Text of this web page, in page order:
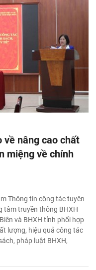
về nâng cao chất
miệng về chính
Thông tin công tác tuyên
tâm truyền thông BHXH
và BHXH tỉnh phối hợp
lượng, hiệu quả công tác
pháp luật BHXH,